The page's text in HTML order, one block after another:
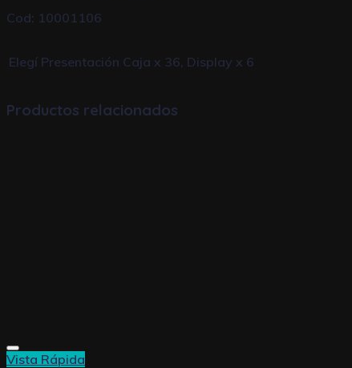
Cod: 10001106
Elegí Presentación Caja x 36, Display x 6
Productos relacionados
Vista Rápida